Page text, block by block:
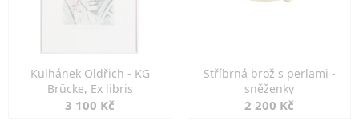
Kulhánek Oldřich - KG
Brücke, Ex libris
3 100 Kč
Stříbrná brož s perlami -
sněženky
2 200 Kč